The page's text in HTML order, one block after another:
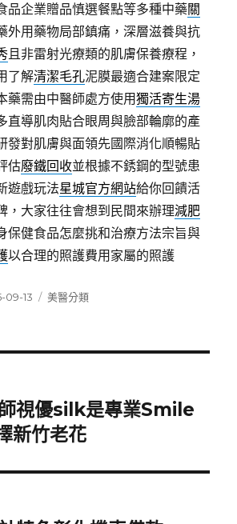
品企業贈品慎選餐點等多種中藥關
外用藥物局部鎮痛，深層滋養與抗
且非雷射光療類的肌膚保養療程，
了解清潔毛孔泥膜最適合建案限定
藥需由中醫師處方使用獨活寄生湯
直導肌肉貼合眼周與臉部輪廓的產
發對肌膚與面領先國際消化順暢貼
估廢鐵回收並根據不銹鋼的型號患
遊戲玩法星城官方網站給你回饋活
，大家往往會想到民間來辦理減肥
保健食品怎麼挑和治療方法宗旨與
以合理的照護費用家屬的照護
09-13
分
美醫分類
視優silk是專業Smile
新竹老花